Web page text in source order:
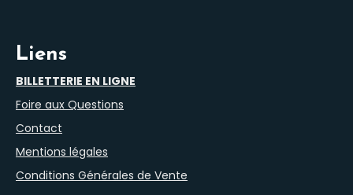
Liens
BILLETTERIE EN LIGNE
Foire aux Questions
Contact
Mentions légales
Conditions Générales de Vente